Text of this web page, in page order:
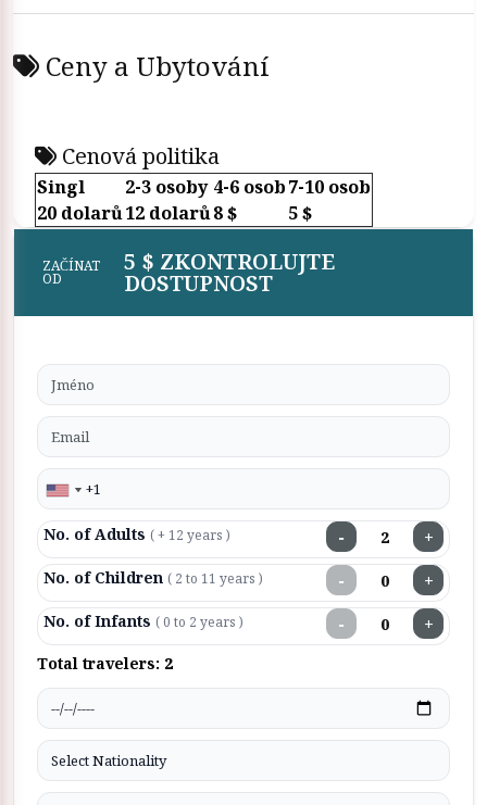
Ceny a Ubytování
Cenová politika
Singl 2-3 osoby 4-6 osob7-10 osob
20 dolarů12 dolarů8 $ 5 $
ZAČÍNAT
OD
5 $ ZKONTROLUJTE
DOSTUPNOST
No. of Adults ( + 12 years ) − +
No. of Children ( 2 to 11 years ) − +
No. of Infants ( 0 to 2 years ) − +
Total travelers: 2